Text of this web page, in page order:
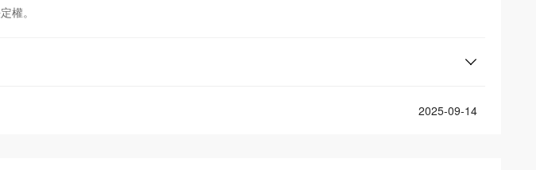
權。
2025-09-14